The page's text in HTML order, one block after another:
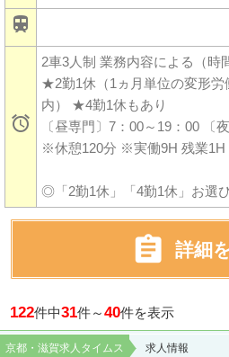


2車3人制 業務内容による（時
★2勤1休（1ヵ月単位の変形
内） ★4勤1休もあり
〔昼専門〕7：00～19：00 〔
※休憩120分 ※実働9H 残業1H
◎「2勤1休」「4勤1休」お選
 詳細
122件中31件～40件を表示
京都・滋賀求人タイムス 求人情報